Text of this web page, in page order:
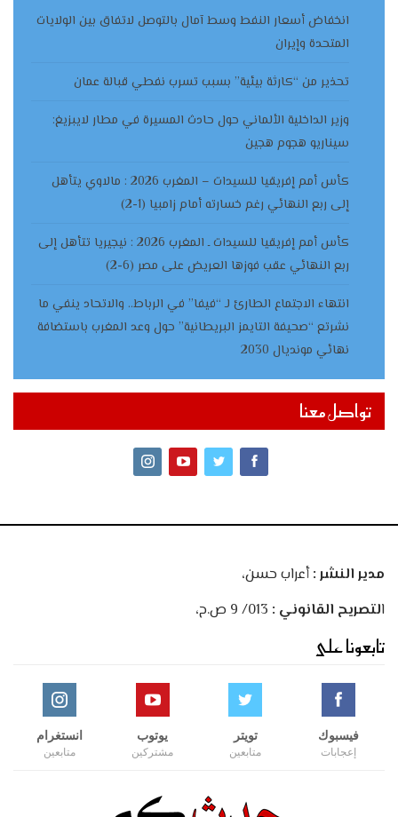
انخفاض أسعار النفط وسط آمال بالتوصل لاتفاق بين الولايات
المتحدة وإيران
تحذير من “كارثة بيئية” بسبب تسرب نفطي قبالة عمان
وزير الداخلية الألماني حول حادث المسيرة في مطار لايبزيغ:
سيناريو هجوم هجين
كأس أمم إفريقيا للسيدات – المغرب 2026 : مالاوي يتأهل
إلى ربع النهائي رغم خسارته أمام زامبيا (1-2)
كأس أمم إفريقيا للسيدات ـ المغرب 2026 : نيجيريا تتأهل إلى
ربع النهائي عقب فوزها العريض على مصر (6-2)
انتهاء الاجتماع الطارئ لـ “فيفا” في الرباط.. والاتحاد ينفي ما
نشرتع “صحيفة التايمز البريطانية” حول وعد المغرب باستضافة
نهائي مونديال 2030
تواصل معنا
مدير النشر :أعراب حسن،
التصريح القانوني :
تابعونا على
فيسبوك
إعجابات
تويتر
متابعين
يوتوب
مشتركين
انستغرام
متابعين